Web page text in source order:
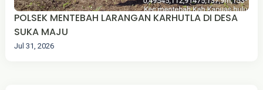
POLSEK MENTEBAH LARANGAN KARHUTLA DI DESA
SUKA MAJU‎
Jul 31, 2026